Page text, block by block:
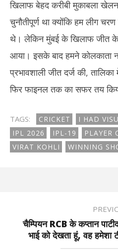
खिलाफ बेहद करीबी मुकाबला
चुनौतीपूर्ण था क्योंकि हम लीग
थे। लेकिन मुंबई के खिलाफ जीत के
आया। इसके बाद हमने कोलकाता
प्रभावशाली जीत दर्ज की,
फिर फाइनल तक का सफर तय
TAGS: CRICKET
I HAD
IPL 2026
IPL-19
PLAYER
VIRAT KOHLI
WINNING
चैम्पियन RCB के कप्तान
भाई को देखता हूं, वह हमेशा